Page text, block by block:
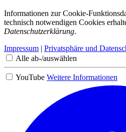
Informationen zur Cookie-
technisch notwendigen Cookies
Datenschutzerklärung.
Impressum | Privatsphäre und
Alle ab-/auswählen
YouTube Weitere Informationen